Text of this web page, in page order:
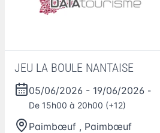
JEU LA BOULE NANTAISE
05/06/2026 - 19/06/2026 -
De 15h00 à 20h00 (+12)
Paimbœuf , Paimbœuf